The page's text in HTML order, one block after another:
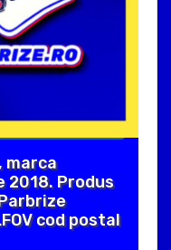
marca
2018. Produs
cod postal